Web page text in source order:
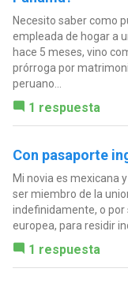
Necesito saber como
empleada de hogar a
hace 5 meses, vino
prórroga por
peruano...
1 respuesta
Con pasaporte
Mi novia es mexicana
ser miembro de la
indefinidamente, o por
europea, para residir
1 respuesta